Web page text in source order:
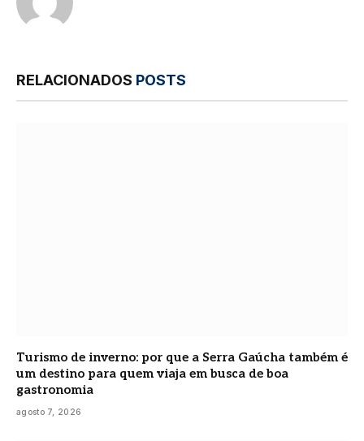
RELACIONADOS POSTS
Turismo de inverno: por que a Serra Gaúcha também é
um destino para quem viaja em busca de boa
gastronomia
agosto 7, 2026